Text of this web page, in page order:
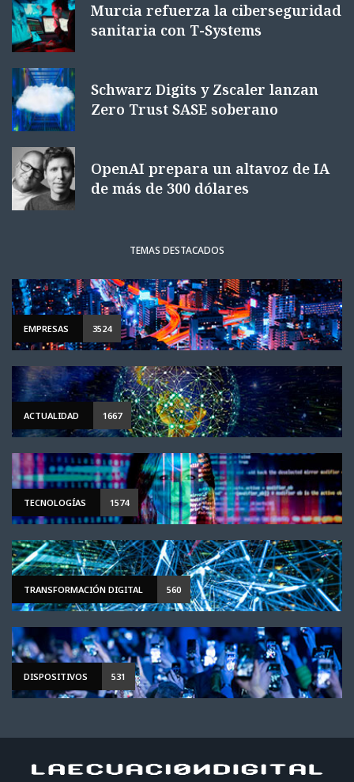
Murcia refuerza la ciberseguridad
sanitaria con T-Systems
Schwarz Digits y Zscaler lanzan
Zero Trust SASE soberano
OpenAI prepara un altavoz de IA
de más de 300 dólares
TEMAS DESTACADOS
EMPRESAS 3524
ACTUALIDAD 1667
TECNOLOGÍAS 1574
TRANSFORMACIÓN DIGITAL 560
DISPOSITIVOS 531